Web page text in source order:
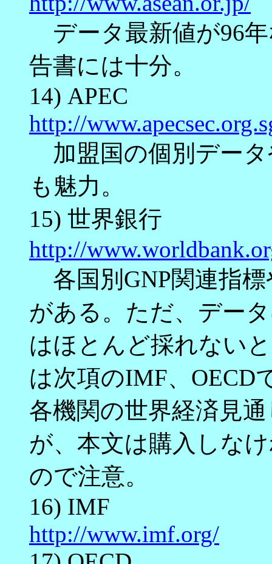
データ最新値が96
告書には十分。
14) APEC
http://
加盟国の個別デー
も魅力。
15) 世界銀行
http://
各国別GNP関連指
がある。ただ、デー
はほとんど採れない
は次項のIMF、OECD
各機関の世界経済見
が、本文は購入しな
ので注意。
16) IMF
http://www.imf.org/